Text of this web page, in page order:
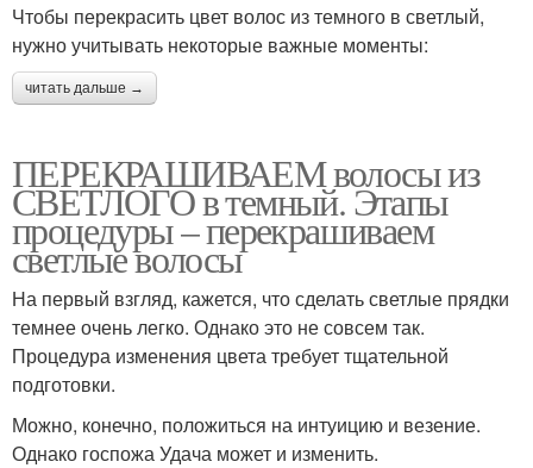
Чтобы перекрасить цвет волос из темного в светлый,
нужно учитывать некоторые важные моменты:
читать дальше →
ПЕРЕКРАШИВАЕМ волосы из
СВЕТЛОГО в темный. Этапы
процедуры – перекрашиваем
светлые волосы
На первый взгляд, кажется, что сделать светлые прядки
темнее очень легко. Однако это не совсем так.
Процедура изменения цвета требует тщательной
подготовки.
Можно, конечно, положиться на интуицию и везение.
Однако госпожа Удача может и изменить.